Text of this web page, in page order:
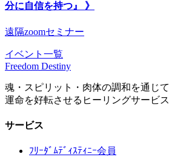
分に自信を持つ』 》
遠隔zoomセミナー
イベント一覧
Freedom Destiny
魂・スピリット・肉体の調和を通じて
運命を好転させるヒーリングサービス
サービス
ﾌﾘｰﾀﾞﾑﾃﾞｨｽﾃｨﾆｰ会員